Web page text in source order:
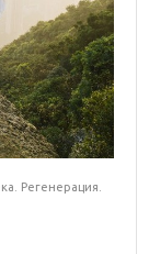
Регенерация.